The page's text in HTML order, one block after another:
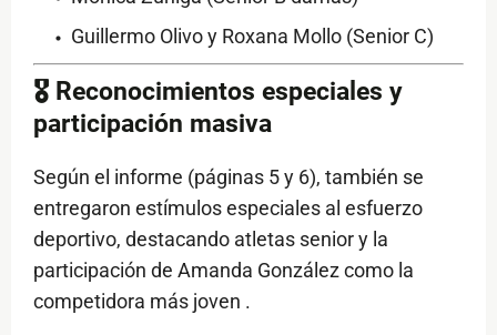
Guillermo Olivo y Roxana Mollo (Senior C)
🎖️ Reconocimientos especiales y
participación masiva
Según el informe (páginas 5 y 6), también se
entregaron estímulos especiales al esfuerzo
deportivo, destacando atletas senior y la
participación de Amanda González como la
competidora más joven .